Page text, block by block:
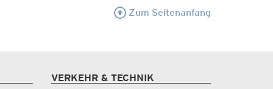
Zum Seitenanfang
VERKEHR & TECHNIK